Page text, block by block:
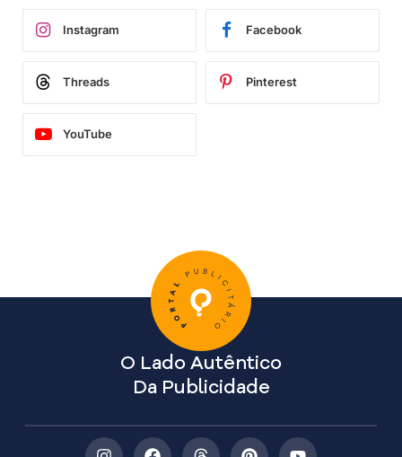
Instagram Facebook
Threads Pinterest
YouTube
O Lado Autêntico
Da Publicidade